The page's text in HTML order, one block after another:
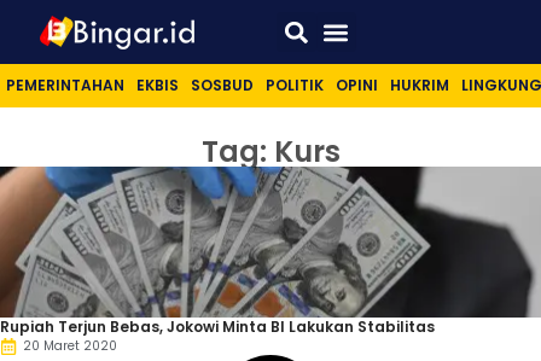
PEMERINTAHAN EKBIS SOSBUD POLITIK OPINI HUKRIM
Tag: Kurs
Rupiah Terjun Bebas, Jokowi Minta BI Lakukan Stabilitas
20 Maret 2020